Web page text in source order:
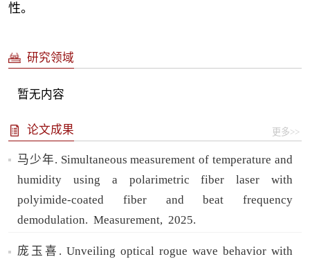
性。
研究领域
暂无内容
论文成果 更多>>
马少年. Simultaneous measurement of temperature and
humidity using a polarimetric fiber laser with
polyimide-coated fiber and beat frequency
demodulation. Measurement, 2025.
庞玉喜. Unveiling optical rogue wave behavior with